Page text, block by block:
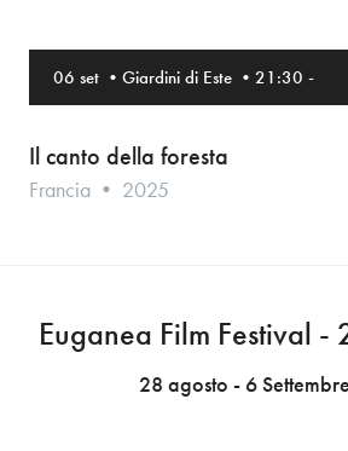
06 set • Giardini di Este • 21:30 -
Il canto della foresta
Francia • 2025
Euganea Film Festival -
28 agosto - 6